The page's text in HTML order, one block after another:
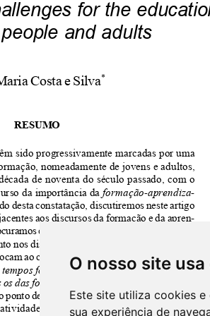
O nosso site
Este site utiliza cookies
sua experiência de